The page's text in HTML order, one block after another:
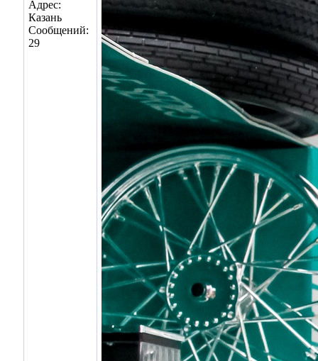
Адрес:
Казань
Сообщений:
29